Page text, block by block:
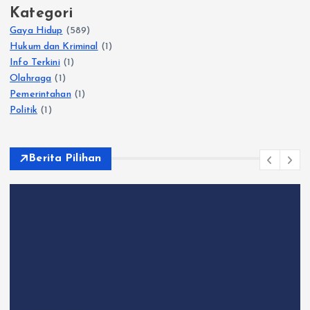
Kategori
Gaya Hidup (589)
Hukum dan Kriminal (1)
Info Terkini(1)
Olahraga (1)
Pemerintahan(1)
Politik (1)
Berita Pilihan